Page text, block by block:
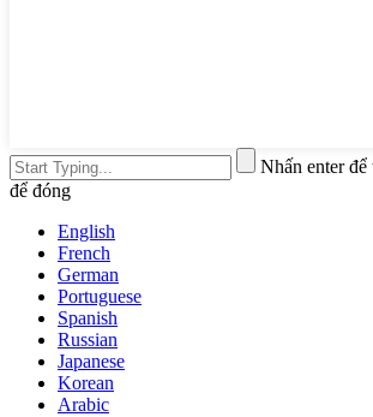
Nhấn enter
để đóng
English
French
German
Portuguese
Spanish
Russian
Japanese
Korean
Arabic